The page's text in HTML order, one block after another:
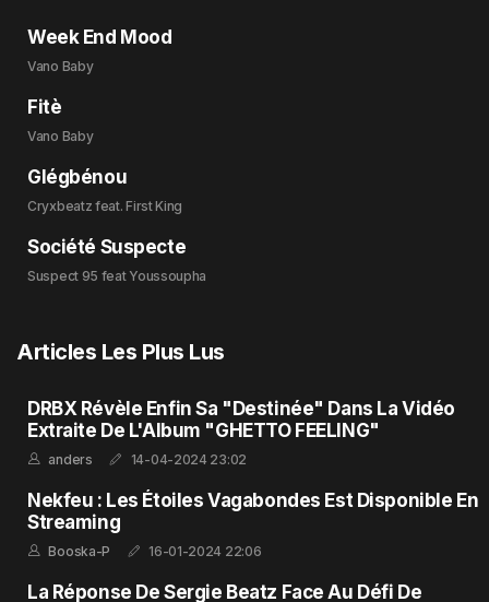
Week End Mood
Vano Baby
Fitè
Vano Baby
Glégbénou
Cryxbeatz feat. First King
Société Suspecte
Suspect 95 feat Youssoupha
Articles Les Plus Lus
DRBX Révèle Enfin Sa "Destinée" Dans La Vidéo
Extraite De L'Album "GHETTO FEELING"
anders 14-04-2024 23:02
Nekfeu : Les Étoiles Vagabondes Est Disponible En
Streaming
Booska-P 16-01-2024 22:06
La Réponse De Sergie Beatz Face Au Défi De